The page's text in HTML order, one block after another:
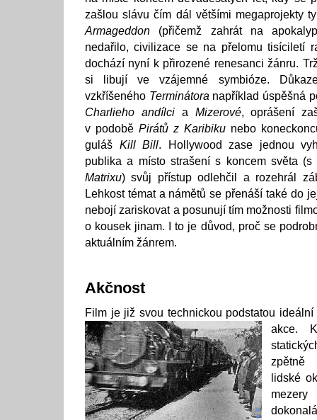
zašlou slávu čím dál většími megaprojekty
Armageddon (přičemž zahrát na
nedařilo, civilizace se na přelomu tisíciletí
dochází nyní k přirozené renesanci žánru.
si libují ve vzájemné symbióze.
vzkříšeného Terminátora například úspěšná
Charlieho andílcia Mizerové, oprášení
v podobě Pirátů z Karibiku nebo
guláš Kill Bill. Hollywood zase jednou
publika a místo strašení s koncem světa (s
Matrixu) svůj přístup odlehčil a rozehrál
Lehkost témat a námětů se přenáší také do
nebojí zariskovat a posunují tím možnosti
o kousek jinam. I to je důvod, proč se
aktuálním žánrem.
Akčnost
Film je již svou technickou podstatou
akce.
zpětně
lidské